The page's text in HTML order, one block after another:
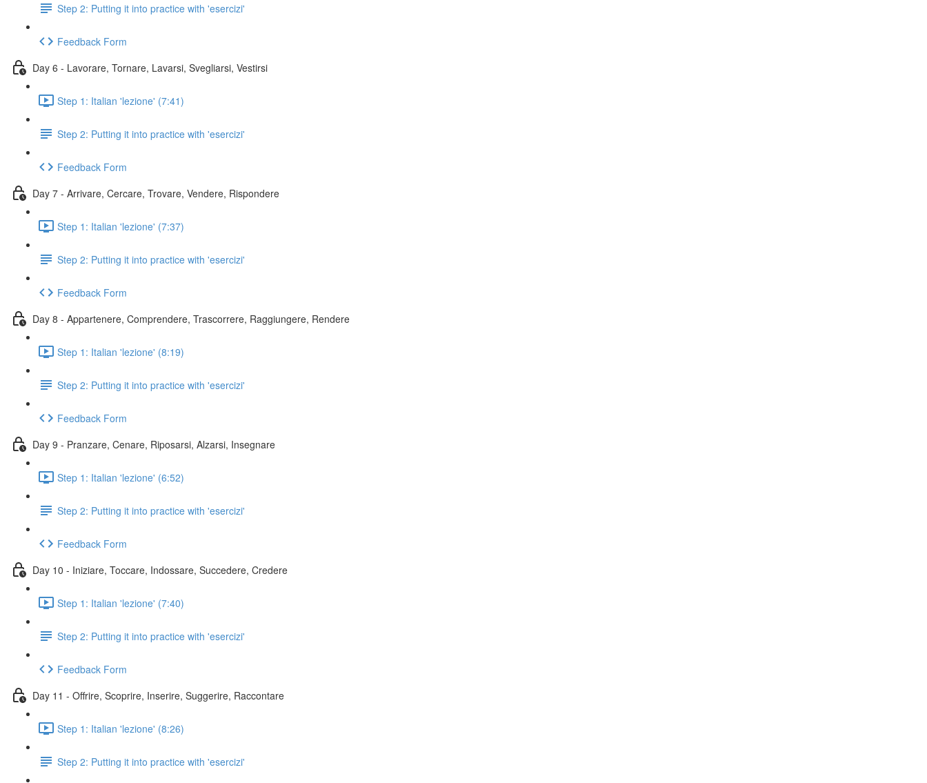
Step 2: Putting it into practice with 'esercizi'
Feedback Form
Day 6 - Lavorare, Tornare, Lavarsi, Svegliarsi, Vestirsi
Step 1: Italian 'lezione' (7:41)
Step 2: Putting it into practice with 'esercizi'
Feedback Form
Day 7 - Arrivare, Cercare, Trovare, Vendere, Rispondere
Step 1: Italian 'lezione' (7:37)
Step 2: Putting it into practice with 'esercizi'
Feedback Form
Day 8 - Appartenere, Comprendere, Trascorrere, Raggiungere, Rendere
Step 1: Italian 'lezione' (8:19)
Step 2: Putting it into practice with 'esercizi'
Feedback Form
Day 9 - Pranzare, Cenare, Riposarsi, Alzarsi, Insegnare
Step 1: Italian 'lezione' (6:52)
Step 2: Putting it into practice with 'esercizi'
Feedback Form
Day 10 - Iniziare, Toccare, Indossare, Succedere, Credere
Step 1: Italian 'lezione' (7:40)
Step 2: Putting it into practice with 'esercizi'
Feedback Form
Day 11 - Offrire, Scoprire, Inserire, Suggerire, Raccontare
Step 1: Italian 'lezione' (8:26)
Step 2: Putting it into practice with 'esercizi'